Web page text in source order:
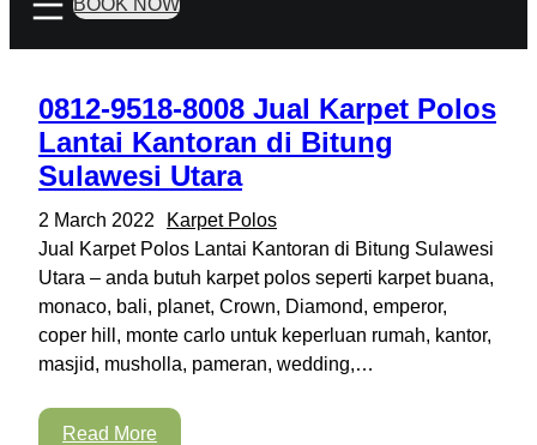
0812-9518-8008 Jual Karpet Polos
Lantai Kantoran di Bitung
Sulawesi Utara
2 March 2022
Karpet Polos
Jual Karpet Polos Lantai Kantoran di Bitung Sulawesi
Utara – anda butuh karpet polos seperti karpet buana,
monaco, bali, planet, Crown, Diamond, emperor,
coper hill, monte carlo untuk keperluan rumah, kantor,
masjid, musholla, pameran, wedding,…
Read More